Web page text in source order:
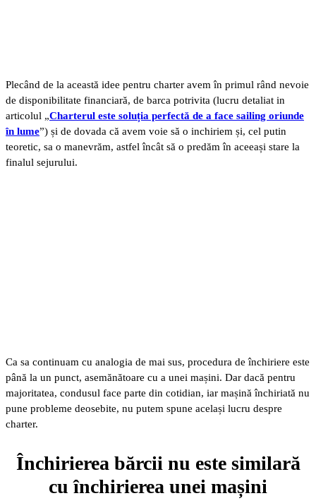
Plecând de la această idee pentru charter avem în primul rând nevoie
de disponibilitate financiară, de barca potrivita (lucru detaliat in
articolul „Charterul este soluția perfectă de a face sailing oriunde
în lume”) și de dovada că avem voie să o inchiriem și, cel putin
teoretic, sa o manevrăm, astfel încât să o predăm în aceeași stare la
finalul sejurului.
Ca sa continuam cu analogia de mai sus, procedura de închiriere este
până la un punct, asemănătoare cu a unei mașini. Dar dacă pentru
majoritatea, condusul face parte din cotidian, iar mașină închiriată nu
pune probleme deosebite, nu putem spune același lucru despre
charter.
Închirierea bărcii nu este similară
cu închirierea unei mașini